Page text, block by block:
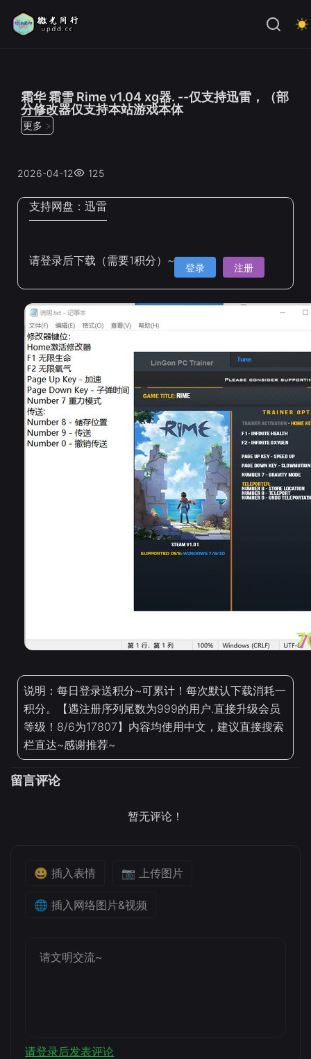
霜华 霜雪 Rime v1.04 xg器. --仅支持迅雷，（部
分修改器仅支持本站游戏本体
更多 >
2026-04-12 125
支持网盘： 迅雷
请登录后下载（需要1积分）~ 登录 注册
说明：每日登录送积分~可累计！每次默认下载消耗一
积分。【遇注册序列尾数为999的用户.直接升级会员
等级！8/6为17807】内容均使用中文，建议直接搜索
栏直达~感谢推荐~
留言评论
暂无评论！
😀 插入表情 📷 上传图片
🌐 插入网络图片&视频
请登录后发表评论